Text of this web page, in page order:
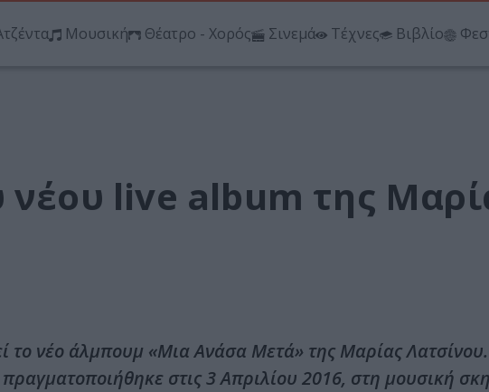
Μουσική Θέατρο - Χορός Σινεμά Τέχνες Βιβλίο
live album της
το νέο άλμπουμ «Μια Ανάσα Μετά» της Μαρίας
στις 3 Απριλίου 2016, στη μουσική